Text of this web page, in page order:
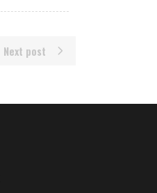
Next post